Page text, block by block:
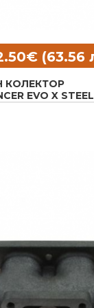
КОЛЕКТОР
EVO X STEEL